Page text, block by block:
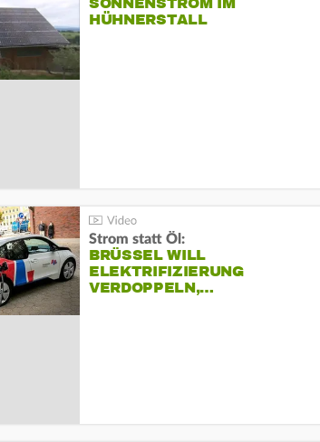
SONNENSTROM IM
HÜHNERSTALL
Strom statt Öl:
BRÜSSEL WILL
ELEKTRIFIZIERUNG
VERDOPPELN,…